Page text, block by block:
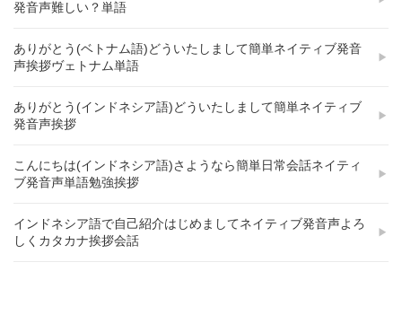
発音声難しい？単語
ありがとう(ベトナム語)どういたしまして簡単ネイティブ発音
声挨拶ヴェトナム単語
ありがとう(インドネシア語)どういたしまして簡単ネイティブ
発音声挨拶
こんにちは(インドネシア語)さようなら簡単日常会話ネイティ
ブ発音声単語勉強挨拶
インドネシア語で自己紹介はじめましてネイティブ発音声よろ
しくカタカナ挨拶会話